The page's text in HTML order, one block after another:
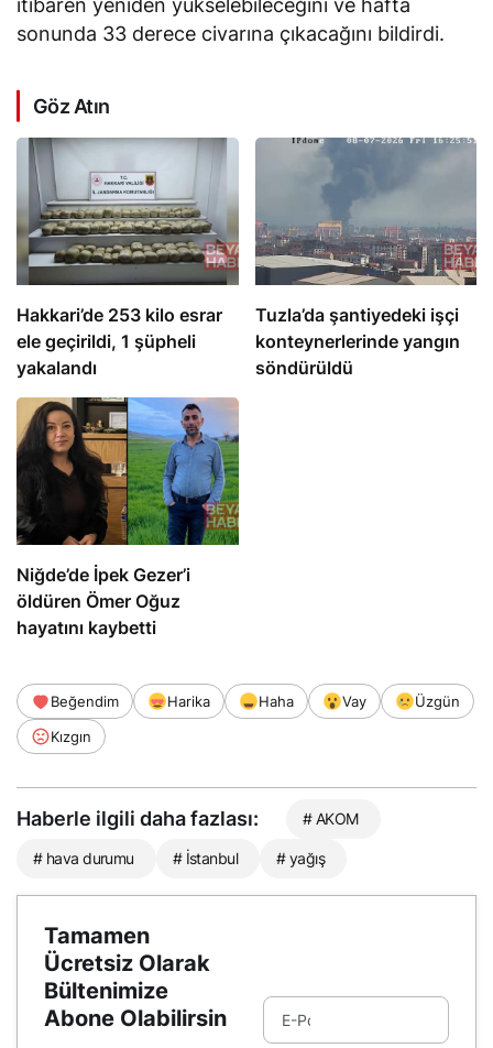
itibaren yeniden yükselebileceğini ve hafta
sonunda 33 derece civarına çıkacağını bildirdi.
Göz Atın
Hakkari’de 253 kilo esrar
ele geçirildi, 1 şüpheli
yakalandı
Tuzla’da şantiyedeki işçi
konteynerlerinde yangın
söndürüldü
Niğde’de İpek Gezer’i
öldüren Ömer Oğuz
hayatını kaybetti
Beğendim Harika Haha Vay
Üzgün
Kızgın
Haberle ilgili daha fazlası: # AKOM
# hava durumu # İstanbul # yağış
Tamamen
Ücretsiz Olarak
Bültenimize
Abone Olabilirsin